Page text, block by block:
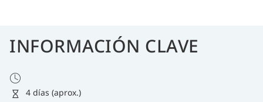
INFORMACIÓN CLAVE
4 días (aprox.)